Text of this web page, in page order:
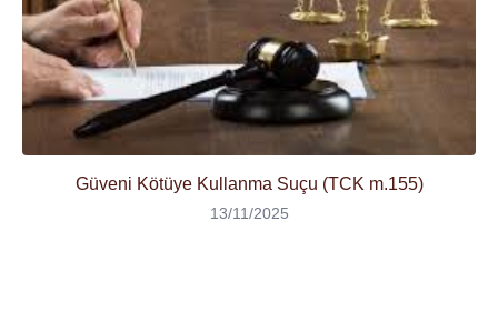
Güveni Kötüye Kullanma Suçu (TCK m.155)
13/11/2025